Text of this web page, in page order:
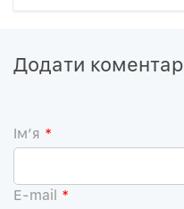
Додати коментар
Iм’я *
E-mail *